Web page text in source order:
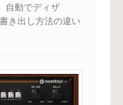
自動でディザ
き出し方法の違い